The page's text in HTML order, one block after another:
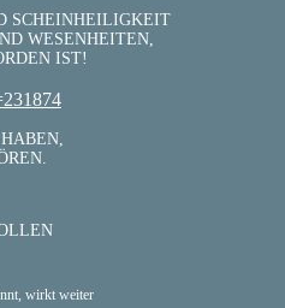
SCHEINHEILIGKEIT
WESENHEITEN,
IST!
wirkt weiter